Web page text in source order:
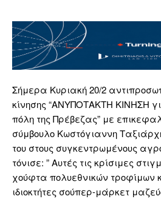
Σήμερα Κυριακή 20/2
κίνησης “ΑΝΥΠΟΤΑΚΤΗ ΚΙΝΗΣΗ
πόλη της Πρέβεζας” με
σύμβουλο Κωστόγιαννη
του στους συγκεντρωμένους
τόνισε: ” Αυτές τις κρίσιμες
χούφτα πολυεθνικών τροφίμων
ιδιοκτήτες σούπερ-μάρκετ